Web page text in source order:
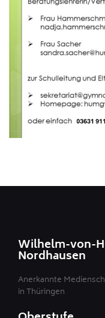
Wilhelm-von-
Nordhausen
Anerkannte
in Thüringen